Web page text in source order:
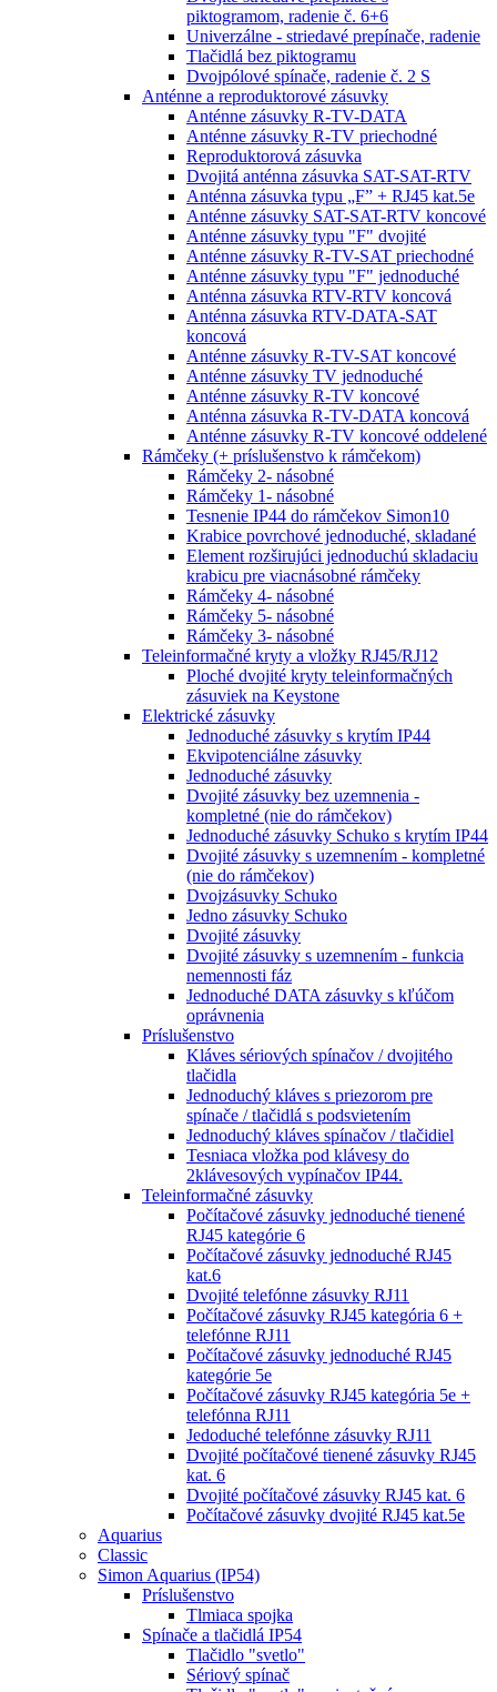
piktogramom, radenie č. 6+6
Univerzálne - striedavé prepínače, radenie
Tlačidlá bez piktogramu
Dvojpólové spínače, radenie č. 2 S
Anténne a reproduktorové zásuvky
Anténne zásuvky R-TV-DATA
Anténne zásuvky R-TV priechodné
Reproduktorová zásuvka
Dvojitá anténna zásuvka SAT-SAT-RTV
Anténna zásuvka typu „F” + RJ45 kat.5e
Anténne zásuvky SAT-SAT-RTV koncové
Anténne zásuvky typu "F" dvojité
Anténne zásuvky R-TV-SAT priechodné
Anténne zásuvky typu "F" jednoduché
Anténna zásuvka RTV-RTV koncová
Anténna zásuvka RTV-DATA-SAT
koncová
Anténne zásuvky R-TV-SAT koncové
Anténne zásuvky TV jednoduché
Anténne zásuvky R-TV koncové
Anténna zásuvka R-TV-DATA koncová
Anténne zásuvky R-TV koncové oddelené
Rámčeky (+ príslušenstvo k rámčekom)
Rámčeky 2- násobné
Rámčeky 1- násobné
Tesnenie IP44 do rámčekov Simon10
Krabice povrchové jednoduché, skladané
Element rozširujúci jednoduchú skladaciu
krabicu pre viacnásobné rámčeky
Rámčeky 4- násobné
Rámčeky 5- násobné
Rámčeky 3- násobné
Teleinformačné kryty a vložky RJ45/RJ12
Ploché dvojité kryty teleinformačných
zásuviek na Keystone
Elektrické zásuvky
Jednoduché zásuvky s krytím IP44
Ekvipotenciálne zásuvky
Jednoduché zásuvky
Dvojité zásuvky bez uzemnenia -
kompletné (nie do rámčekov)
Jednoduché zásuvky Schuko s krytím IP44
Dvojité zásuvky s uzemnením - kompletné
(nie do rámčekov)
Dvojzásuvky Schuko
Jedno zásuvky Schuko
Dvojité zásuvky
Dvojité zásuvky s uzemnením - funkcia
nemennosti fáz
Jednoduché DATA zásuvky s kľúčom
oprávnenia
Príslušenstvo
Kláves sériových spínačov / dvojitého
tlačidla
Jednoduchý kláves s priezorom pre
spínače / tlačidlá s podsvietením
Jednoduchý kláves spínačov / tlačidiel
Tesniaca vložka pod klávesy do
2klávesových vypínačov IP44.
Teleinformačné zásuvky
Počítačové zásuvky jednoduché tienené
RJ45 kategórie 6
Počítačové zásuvky jednoduché RJ45
kat.6
Dvojité telefónne zásuvky RJ11
Počítačové zásuvky RJ45 kategória 6 +
telefónne RJ11
Počítačové zásuvky jednoduché RJ45
kategórie 5e
Počítačové zásuvky RJ45 kategória 5e +
telefónna RJ11
Jedoduché telefónne zásuvky RJ11
Dvojité počítačové tienené zásuvky RJ45
kat. 6
Dvojité počítačové zásuvky RJ45 kat. 6
Počítačové zásuvky dvojité RJ45 kat.5e
Aquarius
Classic
Simon Aquarius (IP54)
Príslušenstvo
Tlmiaca spojka
Spínače a tlačidlá IP54
Tlačidlo "svetlo"
Sériový spínač